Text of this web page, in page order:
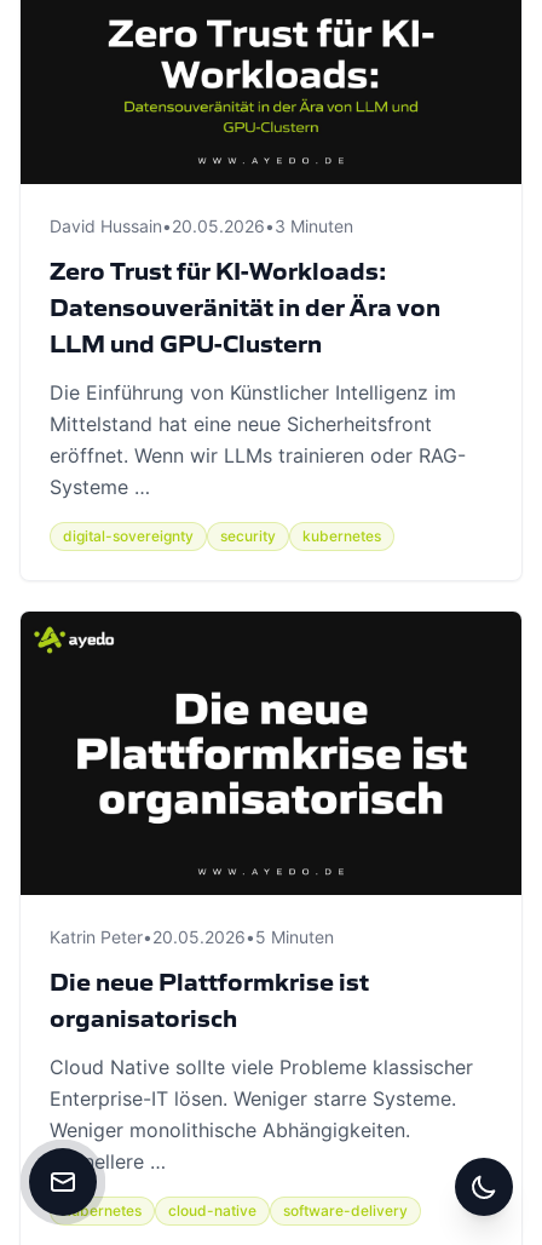
David Hussain•20.05.2026•3 Minuten
Zero Trust für KI-Workloads:
Datensouveränität in der Ära von
LLM und GPU-Clustern
Die Einführung von Künstlicher Intelligenz im
Mittelstand hat eine neue Sicherheitsfront
eröffnet. Wenn wir LLMs trainieren oder RAG-
Systeme …
digital-sovereignty security kubernetes
Katrin Peter•20.05.2026•5 Minuten
Die neue Plattformkrise ist
organisatorisch
Cloud Native sollte viele Probleme klassischer
Enterprise-IT lösen. Weniger starre Systeme.
Weniger monolithische Abhängigkeiten.
Schnellere …
kubernetes cloud-native software-delivery
Kontakt aufnehmen